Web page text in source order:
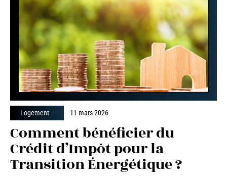
Logement 11 mars 2026
Comment bénéficier du
Crédit d’Impôt pour la
Transition Énergétique ?